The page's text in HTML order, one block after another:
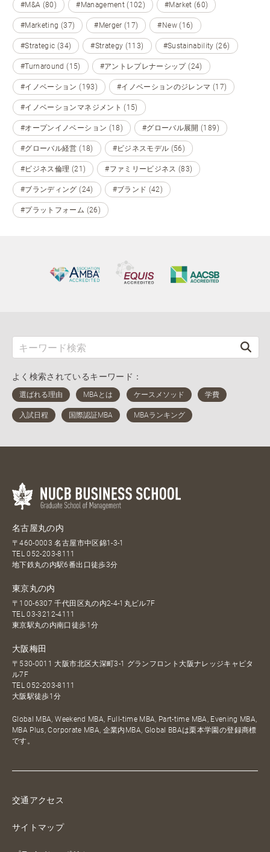
#M&A (80) #Management (102) #Market (60)
#Marketing (37) #Merger (17) #New (16)
#Strategic (34) #Strategy (113) #Sustainability (26)
#Turnaround (15) #アントレプレナーシップ (24)
#イノベーション (193) #イノベーションのジレンマ (17)
#イノベーションマネジメント (15)
#オープンイノベーション (18) #グローバル展開 (189)
#グローバル経営 (18) #ビジネスモデル (56)
#ビジネス倫理 (21) #ファミリービジネス (83)
#ブランディング (24) #ブランド (42)
#プラットフォーム (26)
よく検索されているキーワード：
名古屋丸の内
〒460-0003 名古屋市中区錦1-3-1
TEL052-203-8111
地下鉄丸の内駅6番出口徒歩3分
東京丸の内
〒100-6307 千代田区丸の内2-4-1丸ビル7F
TEL03-3212-4111
東京駅丸の内南口徒歩1分
大阪梅田
〒530-0011 大阪市北区大深町3-1 グランフロント大阪ナレッジキャピタ
ル7F
TEL052-203-8111
大阪駅徒歩1分
Global MBA, Weekend MBA, Full-time MBA, Part-time MBA, Evening MBA,
MBA Plus, Corporate MBA, 企業内MBA, Global BBAは栗本学園の登録商標
です。
交通アクセス
サイトマップ